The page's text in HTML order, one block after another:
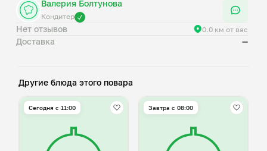
Валерия Болтунова
Кондитер
Нет отзывов 0.0 км от вас
Доставка —
Другие блюда этого повара
Сегодня с 11:00 Завтра c 08:00